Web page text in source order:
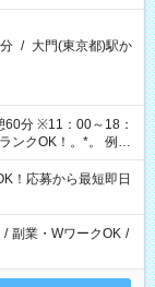
/ 大門(東京都)駅か
分 ※11：00～18：
ター/受付/販売/カフェ
品販売/など 様々な
！応募から最短即日
/ 副業・WワークOK /